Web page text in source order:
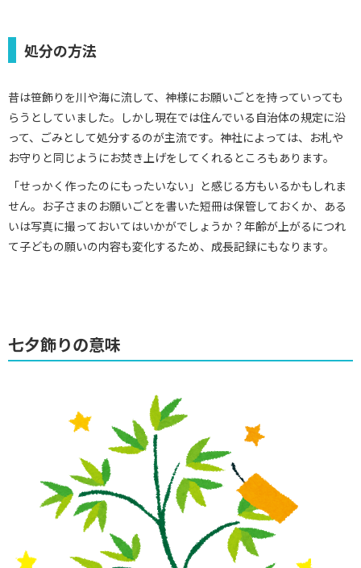
処分の方法
昔は笹飾りを川や海に流して、神様にお願いごとを持っていっても
らうとしていました。しかし現在では住んでいる自治体の規定に沿
って、ごみとして処分するのが主流です。神社によっては、お札や
お守りと同じようにお焚き上げをしてくれるところもあります。
「せっかく作ったのにもったいない」と感じる方もいるかもしれま
せん。お子さまのお願いごとを書いた短冊は保管しておくか、ある
いは写真に撮っておいてはいかがでしょうか？年齢が上がるにつれ
て子どもの願いの内容も変化するため、成長記録にもなります。
七夕飾りの意味